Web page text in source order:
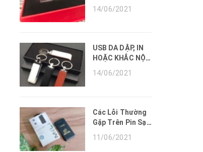
GIÁ TẠI XƯỞNG.
14/06/2021
USB DA DẬP, IN
HOẶC KHẮC NỘI
DUNG THEO YÊU
CẦU.
14/06/2021
Các Lỗi Thường
Gặp Trên Pin Sạc
Cách Khắc Phục.
11/06/2021